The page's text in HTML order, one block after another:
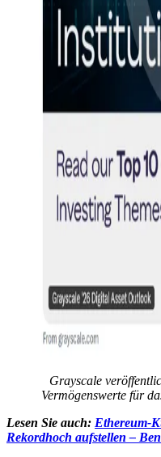
Grayscale
Vermögenswerte für
Lesen Sie auch: Ethereum-
Rekordhoch aufstellen –